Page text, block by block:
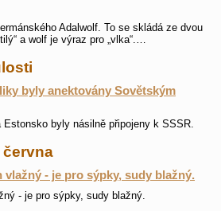
Adalwolf. To se skládá ze dvou
a wolf je výraz pro „vlka“.…
byly anektovány Sovětským
byly násilně připojeny k SSSR.
června
vlažný - je pro sýpky, sudy blažný.
- je pro sýpky, sudy blažný.